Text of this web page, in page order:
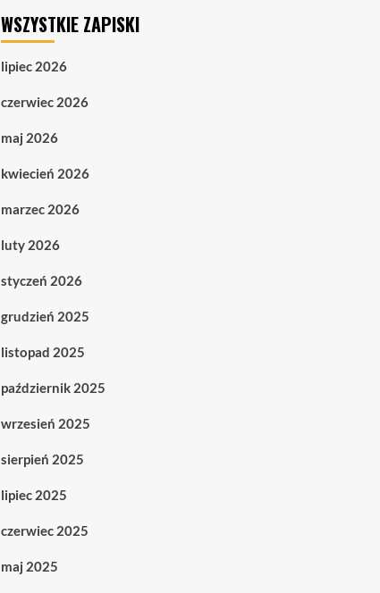
WSZYSTKIE ZAPISKI
lipiec 2026
czerwiec 2026
maj 2026
kwiecień 2026
marzec 2026
luty 2026
styczeń 2026
grudzień 2025
listopad 2025
październik 2025
wrzesień 2025
sierpień 2025
lipiec 2025
czerwiec 2025
maj 2025